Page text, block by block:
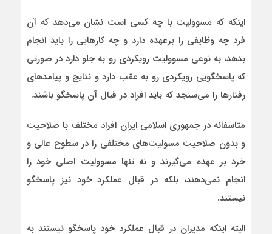
اینکه که مسوولیت با چه کسی است نشان می‌دهد که آن
فرد چه وظایفی را برعهده دارد و چه کارهایی را باید انجام
بدهد، به نوعی مسوولیت رویکردی رو به جلو دارد در صورتی
که پاسخگویی رویکردی رو به عقب دارد و نتایج و پیامدهای
رفتارها را می‌سنجد که باید افراد در قبال آن پاسخگو باشند.
متاسفانه در جمهوری اسلامی ایران افراد مختلف با صلاحیت
و بدون صلاحیت مسولیت‌های مختلفی را در سطوح عالی و
خرد بر عهده می‌گیرند و نه تنها مسوولیت اصلی خود را
انجام نمی‌دهند، بلکه در قبال عملکرد خود نیز پاسخگو
نیستند.
البته اینکه مدیران در قبال عملکرد خود پاسخگو نیستند به